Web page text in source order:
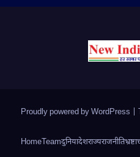
Proudly powered by WordPress
HomeTeamदुनियादेशराज्यराजनीति